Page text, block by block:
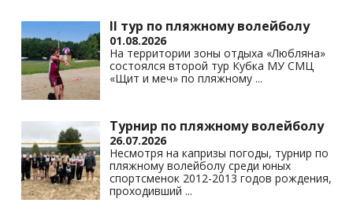
II тур по пляжному волейболу
01.08.2026
На территории зоны отдыха «Любляна»
состоялся второй тур Кубка МУ СМЦ
«Щит и меч» по пляжному ...
Турнир по пляжному волейболу
26.07.2026
Несмотря на капризы погоды, турнир по
пляжному волейболу среди юных
спортсменок 2012-2013 годов рождения,
проходивший ...